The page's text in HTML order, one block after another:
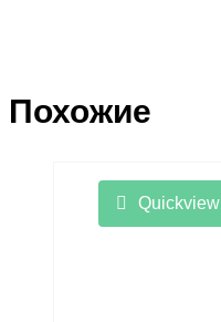
Похожие
Quickview